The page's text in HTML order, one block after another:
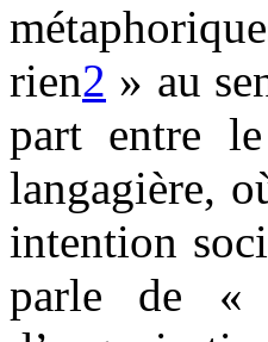
rien2 » au
part entre
langagière,
intention
parle de «